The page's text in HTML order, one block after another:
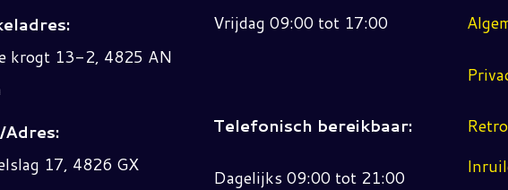
krogt 13-2, 4825 AN
Adres:
17, 4826 GX
Vrijdag 09:00 tot 17:00
Telefonisch bereikbaar:
Dagelijks 09:00 tot 21:00